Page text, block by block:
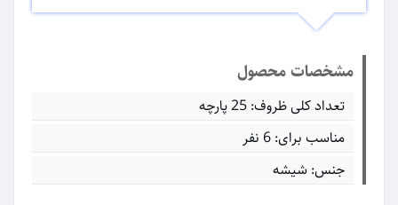
مشخصات محصول
تعداد کلی ظروف: 25 پارچه
مناسب برای: 6 نفر
جنس: شیشه